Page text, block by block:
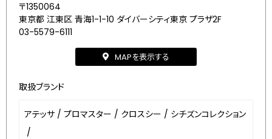
〒1350064
東京都 江東区 青海1-1-10 ダイバーシティ東京 プラザ2F
03-5579-6111
MAPを表示する
取扱ブランド
アテッサ / プロマスター / クロスシー / シチズンコレクション
/